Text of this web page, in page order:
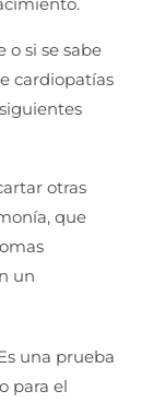
o si se sabe
cardiopatías
otras
que
un
una prueba
para el